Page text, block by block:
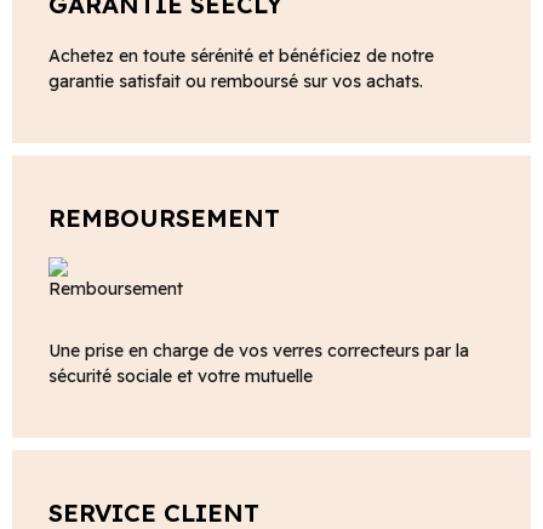
Achetez en toute sérénité et bénéficiez de notre
garantie satisfait ou remboursé sur vos achats.
REMBOURSEMENT
Une prise en charge de vos verres correcteurs par la
sécurité sociale et votre mutuelle
SERVICE CLIENT